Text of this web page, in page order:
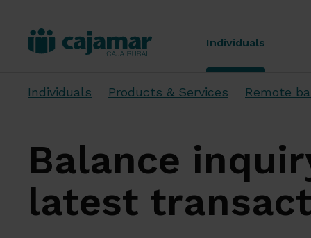
Individuals
Individuals Products & Services Remote
Balance
latest